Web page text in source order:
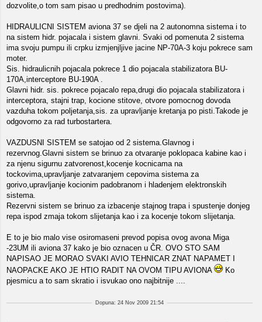
dozvolite,o tom sam pisao u predhodnim postovima).
HIDRAULICNI SISTEM aviona 37 se djeli na 2 autonomna sistema i to
na sistem hidr. pojacala i sistem glavni. Svaki od pomenuta 2 sistema
ima svoju pumpu ili crpku izmjenjljive jacine NP-70A-3 koju pokrece sam
moter.
Sis. hidraulicnih pojacala pokrece 1 dio pojacala stabilizatora BU-
170A,interceptore BU-190A .
Glavni hidr. sis. pokrece pojacalo repa,drugi dio pojacala stabilizatora i
interceptora, stajni trap, kocione stitove, otvore pomocnog dovoda
vazduha tokom poljetanja,sis. za upravljanje kretanja po pisti.Takode je
odgovorno za rad turbostartera.
VAZDUSNI SISTEM se satojao od 2 sistema.Glavnog i
rezervnog.Glavni sistem se brinuo za otvaranje poklopaca kabine kao i
za njenu sigurnu zatvorenost,kocenje kocnicama na
tockovima,upravljanje zatvaranjem cepovima sistema za
gorivo,upravljanje kocionim padobranom i hladenjem elektronskih
sistema.
Rezervni sistem se brinuo za izbacenje stajnog trapa i spustenje donjeg
repa ispod zmaja tokom slijetanja kao i za kocenje tokom slijetanja.
E to je bio malo vise osiromaseni prevod popisa ovog avona Miga
-23UM ili aviona 37 kako je bio oznacen u ČR. OVO STO SAM
NAPISAO JE MORAO SVAKI AVIO TEHNICAR ZNAT NAPAMET I
NAOPACKE AKO JE HTIO RADIT NA OVOM TIPU AVIONA
Ko
pjesmicu a to sam skratio i isvukao ono najbitnije ....
Dopuna: 24 Nov 2009 21:54